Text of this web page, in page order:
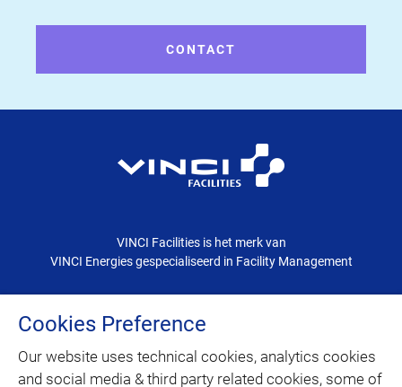
CONTACT
VINCI Facilities is het merk van
VINCI Energies gespecialiseerd in Facility Management
CONTACT
SITEMAP
Cookies Preference
Our website uses technical cookies, analytics cookies
and social media & third party related cookies, some of